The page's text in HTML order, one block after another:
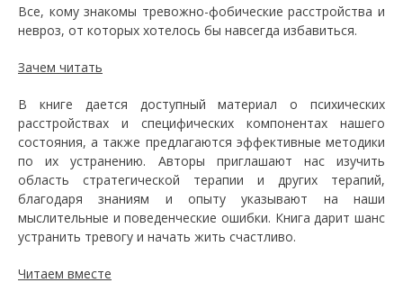
Все, кому знакомы тревожно-фобические расстройства и
невроз, от которых хотелось бы навсегда избавиться.
Зачем читать
В книге дается доступный материал о психических
расстройствах и специфических компонентах нашего
состояния, а также предлагаются эффективные методики
по их устранению. Авторы приглашают нас изучить
область стратегической терапии и других терапий,
благодаря знаниям и опыту указывают на наши
мыслительные и поведенческие ошибки. Книга дарит шанс
устранить тревогу и начать жить счастливо.
Читаем вместе